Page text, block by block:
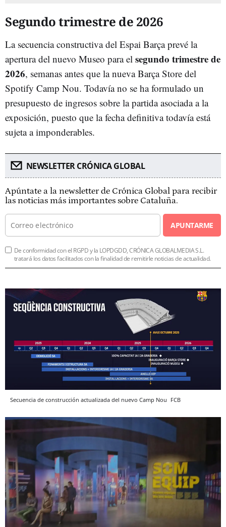
Segundo trimestre de 2026
La secuencia constructiva del Espai Barça prevé la
apertura del nuevo Museo para el segundo trimestre de
2026, semanas antes que la nueva Barça Store del
Spotify Camp Nou. Todavía no se ha formulado un
presupuesto de ingresos sobre la partida asociada a la
exposición, puesto que la fecha definitiva todavía está
sujeta a imponderables.
NEWSLETTER CRÓNICA GLOBAL
Apúntate a la newsletter de Crónica Global para recibir
las noticias más importantes sobre Cataluña.
APUNTARME
De conformidad con el RGPD y la LOPDGDD, CRÓNICA GLOBALMEDIA S.L.
tratará los datos facilitados con la finalidad de remitirle noticias de actualidad.
Secuencia de construcción actualizada del nuevo Camp Nou FCB